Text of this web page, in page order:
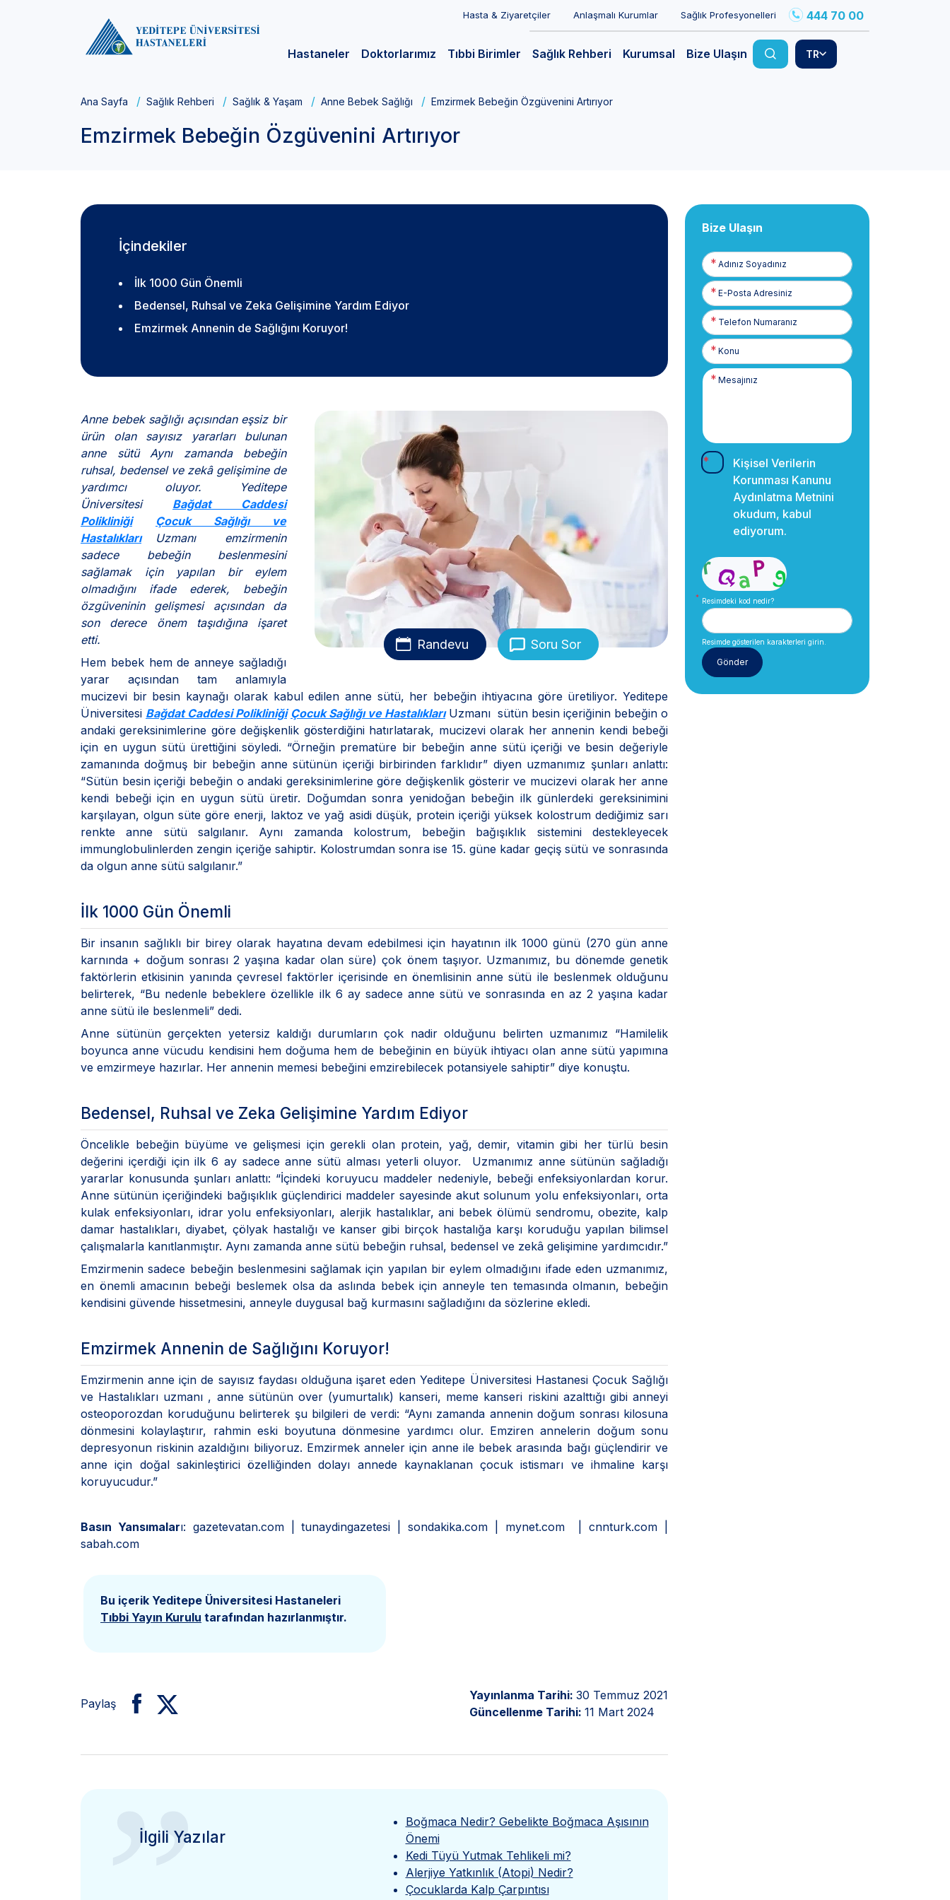
Hasta & Ziyaretçiler Anlaşmalı Kurumlar Sağlık Profesyonelleri 444 70 00
Hastaneler Doktorlarımız Tıbbi Birimler Sağlık Rehberi Kurumsal Bize Ulaşın TR
Ana Sayfa Sağlık Rehberi Sağlık & Yaşam Anne Bebek Sağlığı Emzirmek Bebeğin Özgüvenini Artırıyor
Emzirmek Bebeğin Özgüvenini Artırıyor
İçindekiler
İlk 1000 Gün Önemli
Bedensel, Ruhsal ve Zeka Gelişimine Yardım Ediyor
Emzirmek Annenin de Sağlığını Koruyor!
Randevu Soru Sor
Anne bebek sağlığı açısından eşsiz bir
ürün olan sayısız yararları bulunan
anne sütüAynı zamanda bebeğin
ruhsal, bedensel ve zekâ gelişimine de
yardımcı oluyor. Yeditepe
Üniversitesi Bağdat Caddesi
Polikliniği
Çocuk Sağlığı ve
HastalıklarıUzmanı emzirmenin
sadece bebeğin beslenmesini
sağlamak için yapılan bir eylem
olmadığını ifade ederek, bebeğin
özgüveninin gelişmesi açısından da
son derece önem taşıdığına işaret
etti.
Hem bebek hem de anneye sağladığı
yarar açısından tam anlamıyla
mucizevi bir besin kaynağı olarak kabul edilen anne sütü, her bebeğin ihtiyacına göre üretiliyor. Yeditepe
Üniversitesi Bağdat Caddesi Polikliniği Çocuk Sağlığı ve HastalıklarıUzmanı sütün besin içeriğinin bebeğin o
andaki gereksinimlerine göre değişkenlik gösterdiğini hatırlatarak, mucizevi olarak her annenin kendi bebeği
için en uygun sütü ürettiğini söyledi. “Örneğin prematüre bir bebeğin anne sütü içeriği ve besin değeriyle
zamanında doğmuş bir bebeğin anne sütünün içeriği birbirinden farklıdır” diyen uzmanımız şunları anlattı:
“Sütün besin içeriği bebeğin o andaki gereksinimlerine göre değişkenlik gösterir ve mucizevi olarak her anne
kendi bebeği için en uygun sütü üretir. Doğumdan sonra yenidoğan bebeğin ilk günlerdeki gereksinimini
karşılayan, olgun süte göre enerji, laktoz ve yağ asidi düşük, protein içeriği yüksek kolostrum dediğimiz sarı
renkte anne sütü salgılanır. Aynı zamanda kolostrum, bebeğin bağışıklık sistemini destekleyecek
immunglobulinlerden zengin içeriğe sahiptir. Kolostrumdan sonra ise 15. güne kadar geçiş sütü ve sonrasında
da olgun anne sütü salgılanır.”
İlk 1000 Gün Önemli
Bir insanın sağlıklı bir birey olarak hayatına devam edebilmesi için hayatının ilk 1000 günü (270 gün anne
karnında + doğum sonrası 2 yaşına kadar olan süre) çok önem taşıyor. Uzmanımız, bu dönemde genetik
faktörlerin etkisinin yanında çevresel faktörler içerisinde en önemlisinin anne sütü ile beslenmek olduğunu
belirterek, “Bu nedenle bebeklere özellikle ilk 6 ay sadece anne sütü ve sonrasında en az 2 yaşına kadar
anne sütü ile beslenmeli” dedi.
Anne sütünün gerçekten yetersiz kaldığı durumların çok nadir olduğunu belirten uzmanımız “Hamilelik
boyunca anne vücudu kendisini hem doğuma hem de bebeğinin en büyük ihtiyacı olan anne sütü yapımına
ve emzirmeye hazırlar. Her annenin memesi bebeğini emzirebilecek potansiyele sahiptir” diye konuştu.
Bedensel, Ruhsal ve Zeka Gelişimine Yardım Ediyor
Öncelikle bebeğin büyüme ve gelişmesi için gerekli olan protein, yağ, demir, vitamin gibi her türlü besin
değerini içerdiği için ilk 6 ay sadece anne sütü alması yeterli oluyor. Uzmanımız anne sütünün sağladığı
yararlar konusunda şunları anlattı: “İçindeki koruyucu maddeler nedeniyle, bebeği enfeksiyonlardan korur.
Anne sütünün içeriğindeki bağışıklık güçlendirici maddeler sayesinde akut solunum yolu enfeksiyonları, orta
kulak enfeksiyonları, idrar yolu enfeksiyonları, alerjik hastalıklar, ani bebek ölümü sendromu, obezite, kalp
damar hastalıkları, diyabet, çölyak hastalığı ve kanser gibi birçok hastalığa karşı koruduğu yapılan bilimsel
çalışmalarla kanıtlanmıştır. Aynı zamanda anne sütü bebeğin ruhsal, bedensel ve zekâ gelişimine yardımcıdır.”
Emzirmenin sadece bebeğin beslenmesini sağlamak için yapılan bir eylem olmadığını ifade eden uzmanımız,
en önemli amacının bebeği beslemek olsa da aslında bebek için anneyle ten temasında olmanın, bebeğin
kendisini güvende hissetmesini, anneyle duygusal bağ kurmasını sağladığını da sözlerine ekledi.
Emzirmek Annenin de Sağlığını Koruyor!
Emzirmenin anne için de sayısız faydası olduğuna işaret eden Yeditepe Üniversitesi Hastanesi Çocuk Sağlığı
ve Hastalıkları uzmanı , anne sütünün over (yumurtalık) kanseri, meme kanseri riskini azalttığı gibi anneyi
osteoporozdan koruduğunu belirterek şu bilgileri de verdi: “Aynı zamanda annenin doğum sonrası kilosuna
dönmesini kolaylaştırır, rahmin eski boyutuna dönmesine yardımcı olur. Emziren annelerin doğum sonu
depresyonun riskinin azaldığını biliyoruz. Emzirmek anneler için anne ile bebek arasında bağı güçlendirir ve
anne için doğal sakinleştirici özelliğinden dolayı annede kaynaklanan çocuk istismarı ve ihmaline karşı
koruyucudur.”
Basın Yansımaları: gazetevatan.com | tunaydingazetesi | sondakika.com | mynet.com | cnnturk.com |
sabah.com
Bu içerik Yeditepe Üniversitesi Hastaneleri
Tıbbi Yayın Kurulu tarafından hazırlanmıştır.
Paylaş
Yayınlanma Tarihi: 30 Temmuz 2021
Güncellenme Tarihi: 11 Mart 2024
İlgili Yazılar
Boğmaca Nedir? Gebelikte Boğmaca Aşısının
Önemi
Kedi Tüyü Yutmak Tehlikeli mi?
Alerjiye Yatkınlık (Atopi) Nedir?
Çocuklarda Kalp Çarpıntısı
Bize Ulaşın
Adınız
Soyadınız
E-
Posta
Telefon
Numaranız
Kişisel Verilerin
Korunması Kanunu
Aydınlatma Metnini
okudum, kabul
ediyorum.
Resimdeki kod nedir?
Resimde gösterilen karakterleri girin.